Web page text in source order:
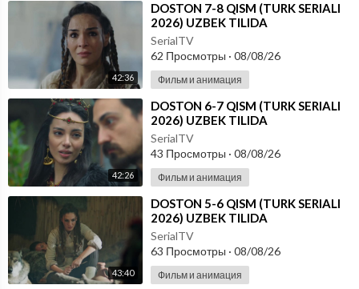
42:36
⁣DOSTON 7-8 QISM (TURK SERIALI
2026) UZBEK TILIDA
SerialTV
62 Просмотры · 08/08/26
Фильм и анимация
42:26
⁣DOSTON 6-7 QISM (TURK SERIALI
2026) UZBEK TILIDA
SerialTV
43 Просмотры · 08/08/26
Фильм и анимация
43:40
⁣DOSTON 5-6 QISM (TURK SERIALI
2026) UZBEK TILIDA
SerialTV
63 Просмотры · 08/08/26
Фильм и анимация